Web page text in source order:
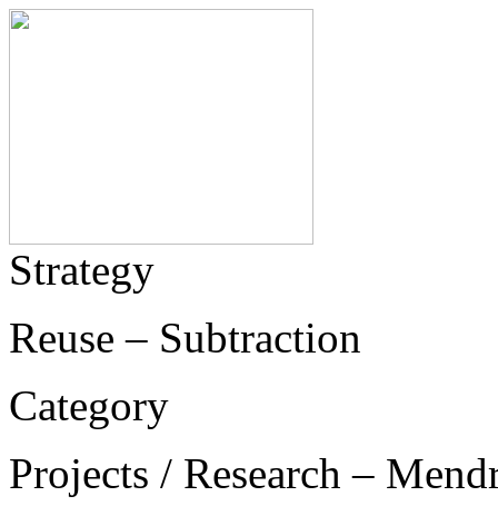
Strategy
Reuse – Subtraction
Category
Projects / Research –